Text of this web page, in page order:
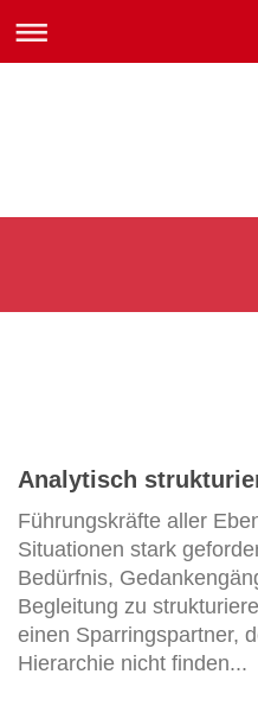
Analytisch
Führungskräfte aller
Situationen stark
Bedürfnis,
Begleitung zu
einen Sparringspartner,
Hierarchie nicht finden...